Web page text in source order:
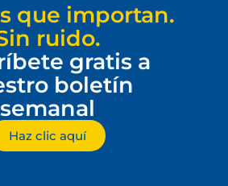
que importan.
ruido.
gratis a
boletín
semanal
Haz clic aquí